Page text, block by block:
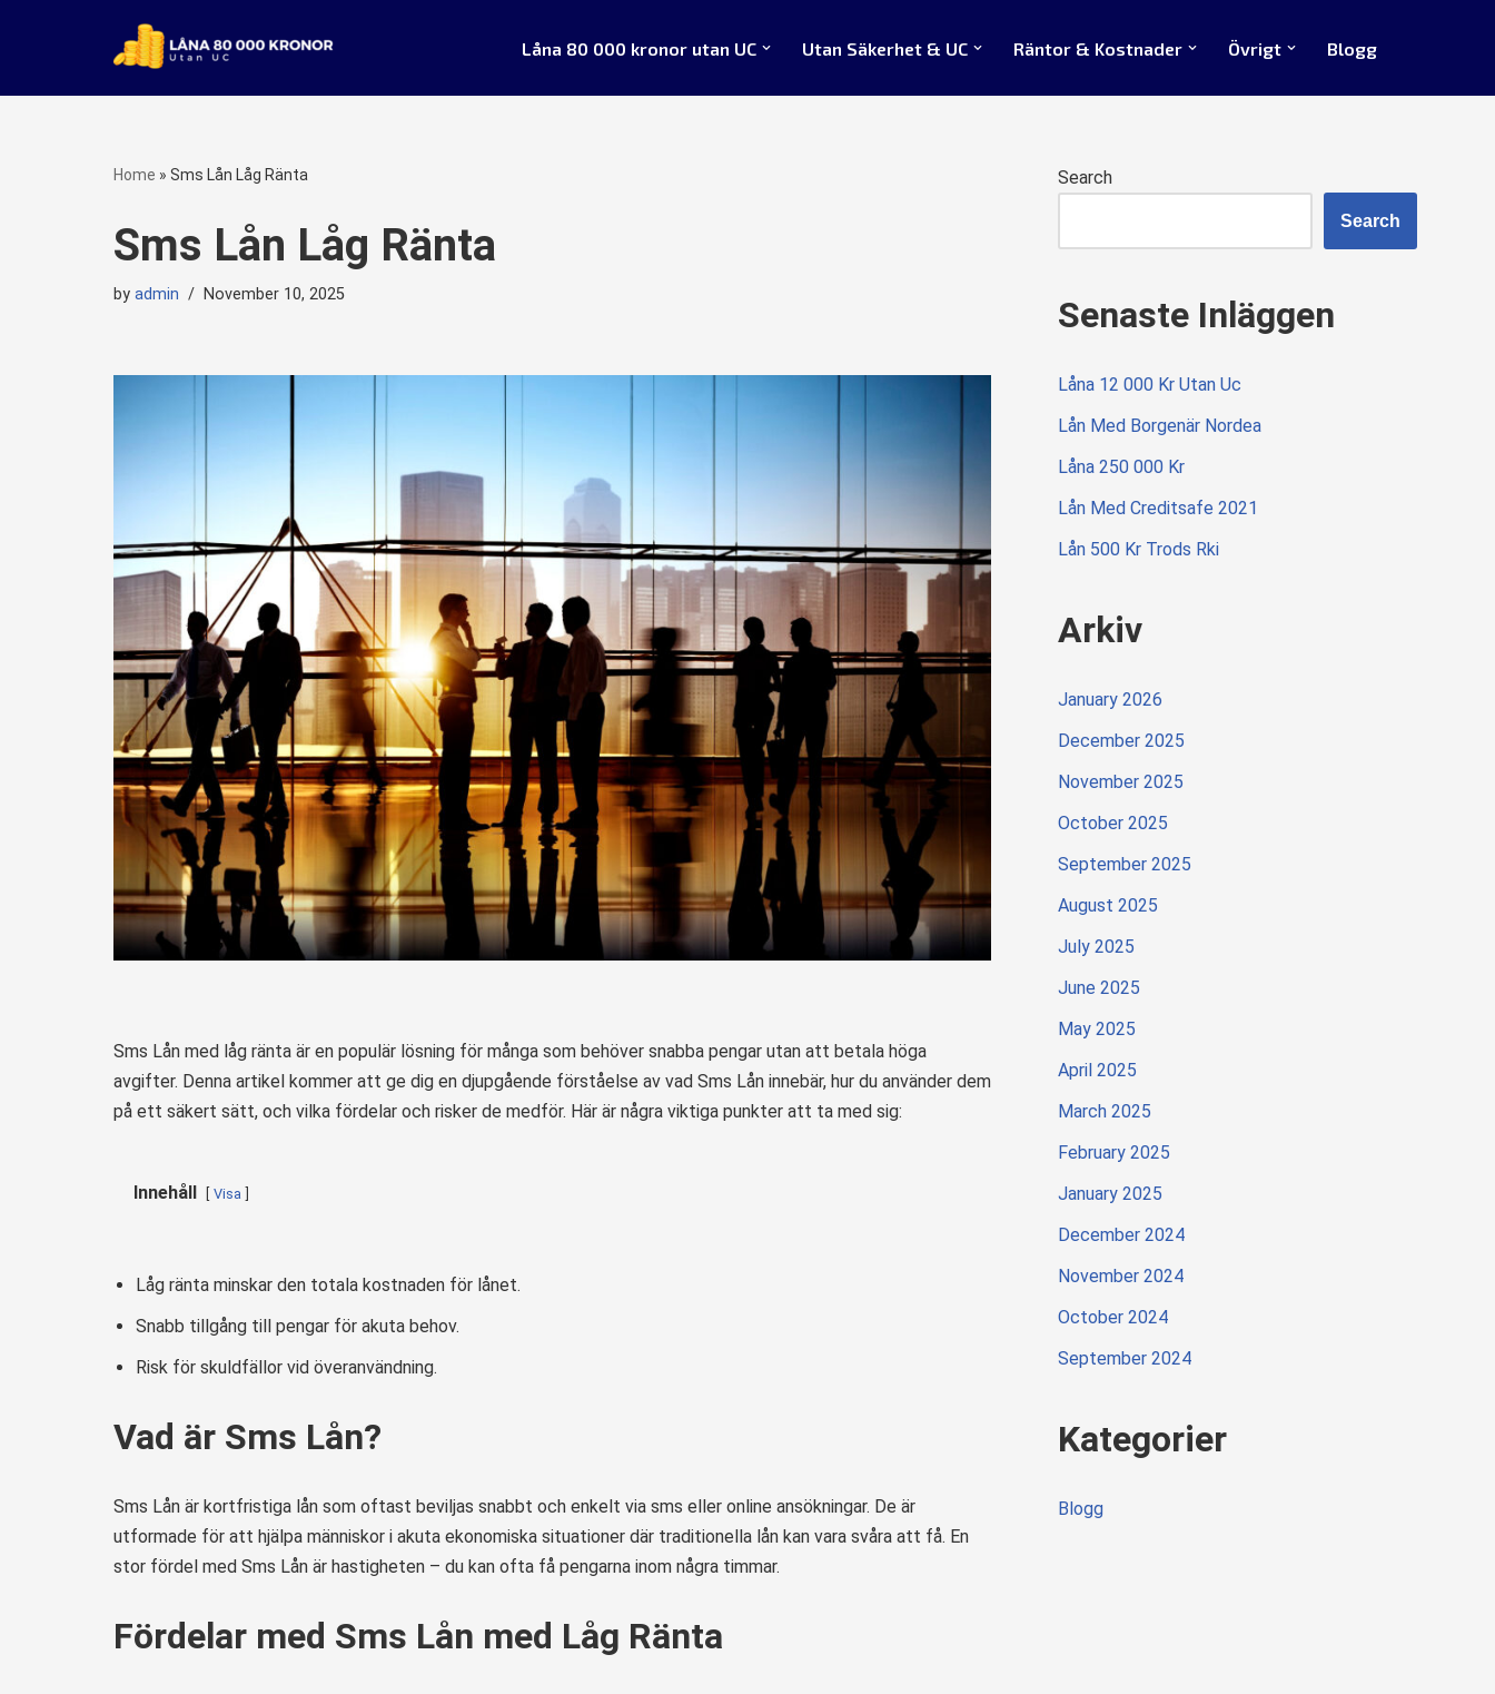
to
Låna 80 000 kronor utan UC Utan Säkerhet & UC Räntor & Kostnader Övrigt Blogg
Home » Sms Lån Låg Ränta
Sms Lån Låg Ränta
by admin November 10, 2025
Sms Lån med låg ränta är en populär lösning för många som behöver snabba pengar utan att betala höga
avgifter. Denna artikel kommer att ge dig en djupgående förståelse av vad Sms Lån innebär, hur du använder dem
på ett säkert sätt, och vilka fördelar och risker de medför. Här är några viktiga punkter att ta med sig:
Innehåll Visa
Låg ränta minskar den totala kostnaden för lånet.
Snabb tillgång till pengar för akuta behov.
Risk för skuldfällor vid överanvändning.
Vad är Sms Lån?
Sms Lån är kortfristiga lån som oftast beviljas snabbt och enkelt via sms eller online ansökningar. De är
utformade för att hjälpa människor i akuta ekonomiska situationer där traditionella lån kan vara svåra att få. En
stor fördel med Sms Lån är hastigheten – du kan ofta få pengarna inom några timmar.
Fördelar med Sms Lån med Låg Ränta
Search
Search
Senaste Inläggen
Låna 12 000 Kr Utan Uc
Lån Med Borgenär Nordea
Låna 250 000 Kr
Lån Med Creditsafe 2021
Lån 500 Kr Trods Rki
Arkiv
January 2026
December 2025
November 2025
October 2025
September 2025
August 2025
July 2025
June 2025
May 2025
April 2025
March 2025
February 2025
January 2025
December 2024
November 2024
October 2024
September 2024
Kategorier
Blogg